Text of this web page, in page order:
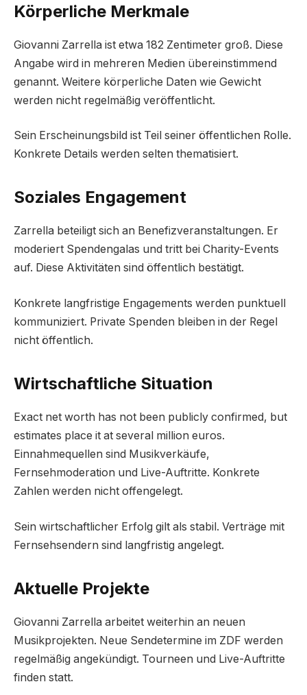
Körperliche Merkmale
Giovanni Zarrella ist etwa 182 Zentimeter groß. Diese
Angabe wird in mehreren Medien übereinstimmend
genannt. Weitere körperliche Daten wie Gewicht
werden nicht regelmäßig veröffentlicht.
Sein Erscheinungsbild ist Teil seiner öffentlichen Rolle.
Konkrete Details werden selten thematisiert.
Soziales Engagement
Zarrella beteiligt sich an Benefizveranstaltungen. Er
moderiert Spendengalas und tritt bei Charity-Events
auf. Diese Aktivitäten sind öffentlich bestätigt.
Konkrete langfristige Engagements werden punktuell
kommuniziert. Private Spenden bleiben in der Regel
nicht öffentlich.
Wirtschaftliche Situation
Exact net worth has not been publicly confirmed, but
estimates place it at several million euros.
Einnahmequellen sind Musikverkäufe,
Fernsehmoderation und Live-Auftritte. Konkrete
Zahlen werden nicht offengelegt.
Sein wirtschaftlicher Erfolg gilt als stabil. Verträge mit
Fernsehsendern sind langfristig angelegt.
Aktuelle Projekte
Giovanni Zarrella arbeitet weiterhin an neuen
Musikprojekten. Neue Sendetermine im ZDF werden
regelmäßig angekündigt. Tourneen und Live-Auftritte
finden statt.